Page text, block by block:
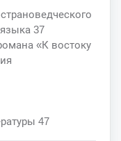
37
«К востоку
47